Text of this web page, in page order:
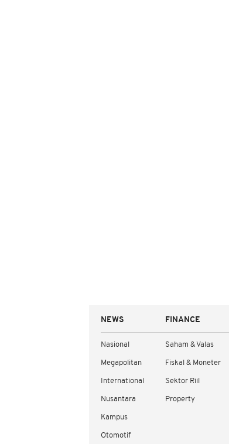
NEWS
Nasional
Megapolitan
International
Nusantara
Kampus
Otomotif
FINANCE
Saham & Valas
Fiskal & Moneter
Sektor Riil
Property